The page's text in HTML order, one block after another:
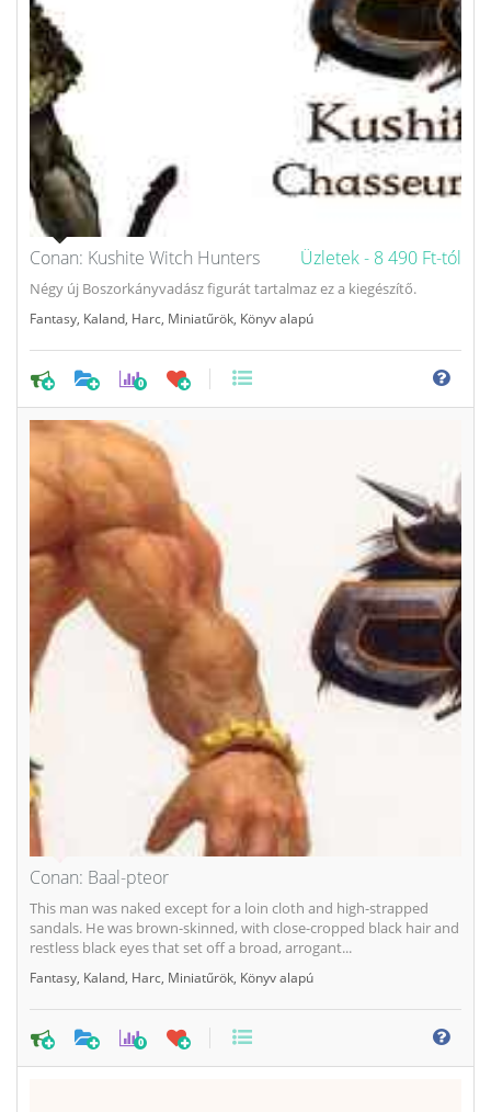
Üzletek - 8 490 Ft-tól
Conan: Kushite Witch Hunters
Négy új Boszorkányvadász figurát tartalmaz ez a kiegészítő.
Fantasy Kaland Harc Miniatűrök Könyv alapú
0
Conan: Baal-pteor
This man was naked except for a loin cloth and high-strapped
sandals. He was brown-skinned, with close-cropped black hair and
restless black eyes that set off a broad, arrogant...
Fantasy Kaland Harc Miniatűrök Könyv alapú
0